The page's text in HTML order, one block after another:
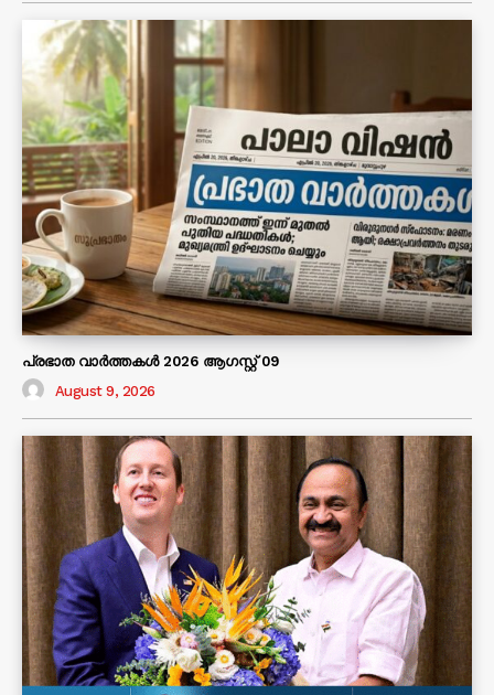
പ്രഭാത വാർത്തകൾ 2026 ആഗസ്റ്റ് 09
August 9, 2026